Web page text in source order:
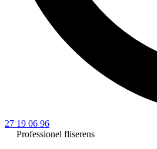
27 19 06 96
Professionel fliserens